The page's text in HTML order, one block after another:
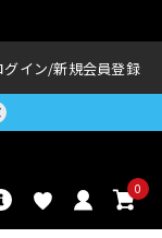
グイン 新規会員登録
0